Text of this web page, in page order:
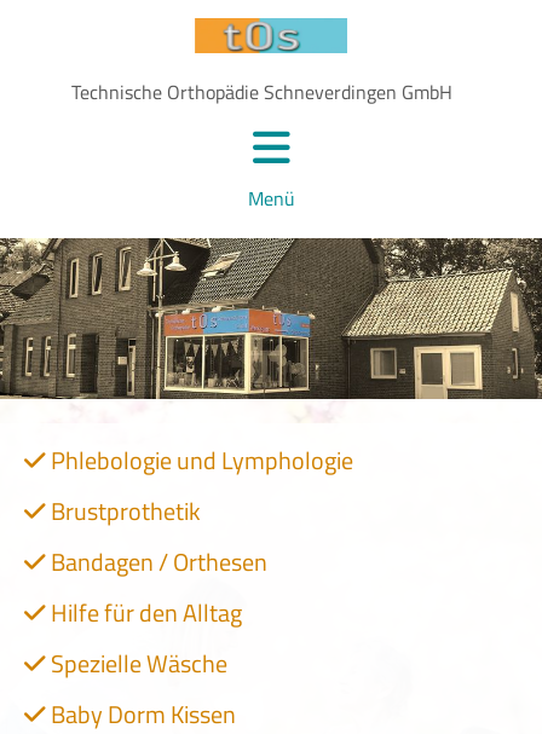
Technische Orthopädie Schneverdingen GmbH
Menü
 Phlebologie und Lymphologie
 Brustprothetik
 Bandagen / Orthesen
 Hilfe für den Alltag
 Spezielle Wäsche
 Baby Dorm Kissen